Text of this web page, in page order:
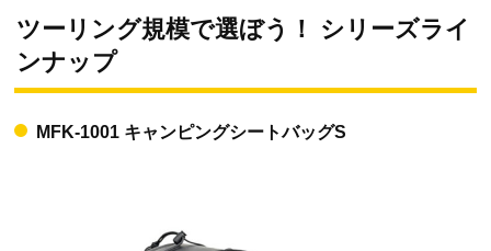
ツーリング規模で選ぼう！ シリーズライ
ンナップ
MFK-1001 キャンピングシートバッグS